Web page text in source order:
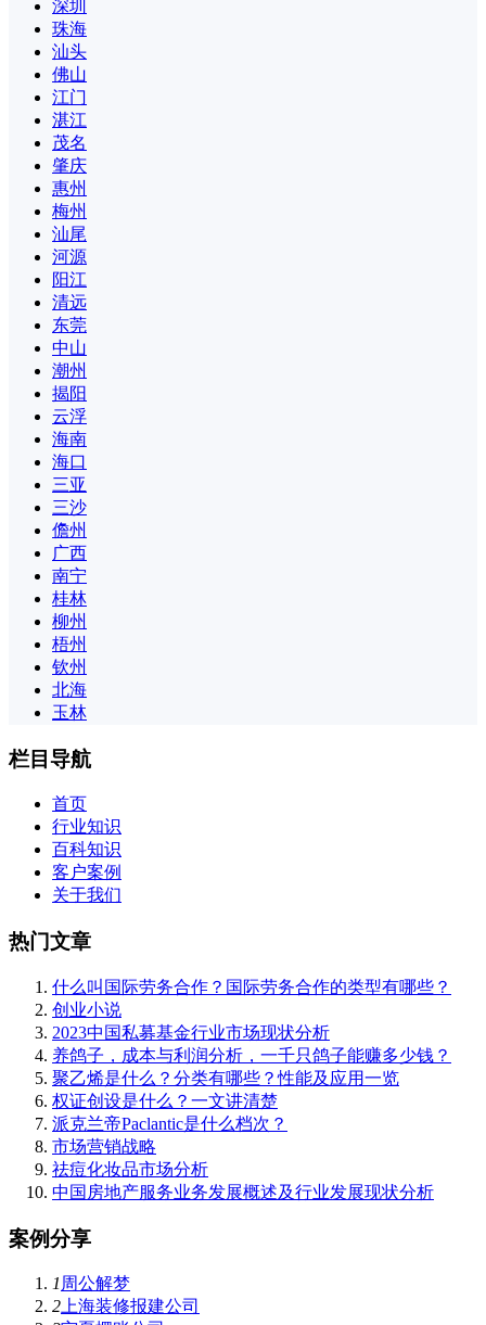
深圳
珠海
汕头
佛山
江门
湛江
茂名
肇庆
惠州
梅州
汕尾
河源
阳江
清远
东莞
中山
潮州
揭阳
云浮
海南
海口
三亚
三沙
儋州
广西
南宁
桂林
柳州
梧州
钦州
北海
玉林
栏目导航
首页
行业知识
百科知识
客户案例
关于我们
热门文章
什么叫国际劳务合作？国际劳务合作的类型有哪些？
创业小说
2023中国私募基金行业市场现状分析
养鸽子，成本与利润分析，一千只鸽子能赚多少钱？
聚乙烯是什么？分类有哪些？性能及应用一览
权证创设是什么？一文讲清楚
派克兰帝Paclantic是什么档次？
市场营销战略
祛痘化妆品市场分析
中国房地产服务业务发展概述及行业发展现状分析
案例分享
1 周公解梦
2 上海装修报建公司